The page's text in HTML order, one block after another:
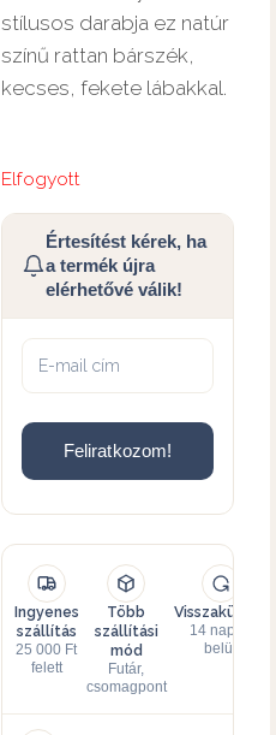
stílusos darabja ez natúr
színű rattan bárszék,
kecses, fekete lábakkal.
Elfogyott
Értesítést kérek, ha
a termék újra
elérhetővé válik!
Feliratkozom!
Ingyenes
szállítás
25 000 Ft
felett
Több
szállítási
mód
Futár,
csomagpont
Visszaküldés
14 napon
belül